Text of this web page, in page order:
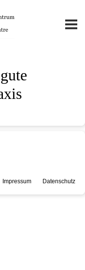
Impressum Datenschutz